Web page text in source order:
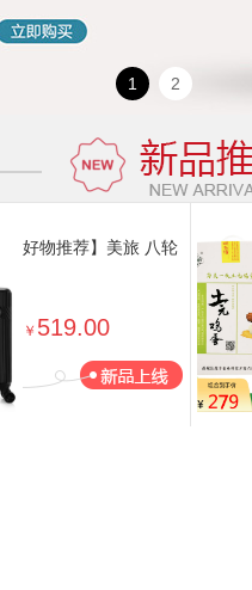
1 2
好物推荐】美旅 八轮
行必备 旅行户外
￥ 519.00